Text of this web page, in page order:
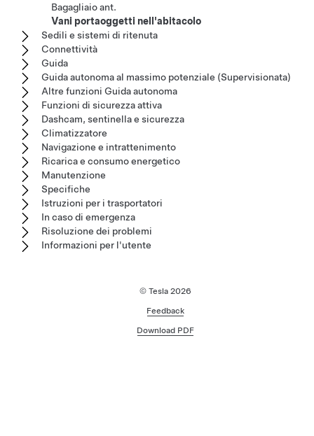
Bagagliaio ant.
Vani portaoggetti nell'abitacolo
Sedili e sistemi di ritenuta
Connettività
Guida
Guida autonoma al massimo potenziale (Supervisionata)
Altre funzioni Guida autonoma
Funzioni di sicurezza attiva
Dashcam, sentinella e sicurezza
Climatizzatore
Navigazione e intrattenimento
Ricarica e consumo energetico
Manutenzione
Specifiche
Istruzioni per i trasportatori
In caso di emergenza
Risoluzione dei problemi
Informazioni per l'utente
© Tesla 2026
Feedback
Download PDF